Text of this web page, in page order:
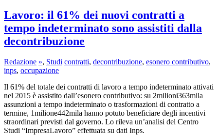
Lavoro: il 61% dei nuovi contratti a
tempo indeterminato sono assistiti dalla
decontribuzione
Redazione », Studi contratti, decontribuzione, esonero contributivo,
inps, occupazione
Il 61% del totale dei contratti di lavoro a tempo indeterminato attivati
nel 2015 è assistito dall’esonero contributivo: su 2milioni363mila
assunzioni a tempo indeterminato o trasformazioni di contratto a
termine, 1milione442mila hanno potuto beneficiare degli incentivi
straordinari previsti dal governo. Lo rileva un’analisi del Centro
Studi “ImpresaLavoro” effettuata su dati Inps.